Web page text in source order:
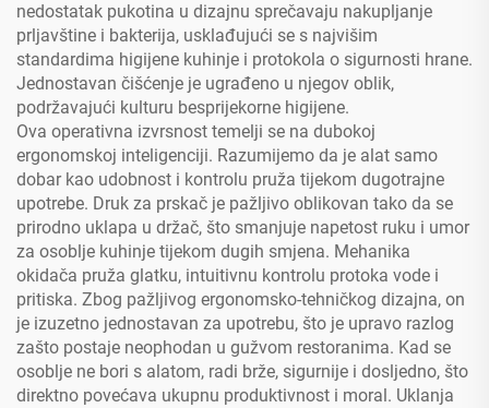
nedostatak pukotina u dizajnu sprečavaju nakupljanje
prljavštine i bakterija, usklađujući se s najvišim
standardima higijene kuhinje i protokola o sigurnosti hrane.
Jednostavan čišćenje je ugrađeno u njegov oblik,
podržavajući kulturu besprijekorne higijene.
Ova operativna izvrsnost temelji se na dubokoj
ergonomskoj inteligenciji. Razumijemo da je alat samo
dobar kao udobnost i kontrolu pruža tijekom dugotrajne
upotrebe. Druk za prskač je pažljivo oblikovan tako da se
prirodno uklapa u držač, što smanjuje napetost ruku i umor
za osoblje kuhinje tijekom dugih smjena. Mehanika
okidača pruža glatku, intuitivnu kontrolu protoka vode i
pritiska. Zbog pažljivog ergonomsko-tehničkog dizajna, on
je izuzetno jednostavan za upotrebu, što je upravo razlog
zašto postaje neophodan u gužvom restoranima. Kad se
osoblje ne bori s alatom, radi brže, sigurnije i dosljedno, što
direktno povećava ukupnu produktivnost i moral. Uklanja